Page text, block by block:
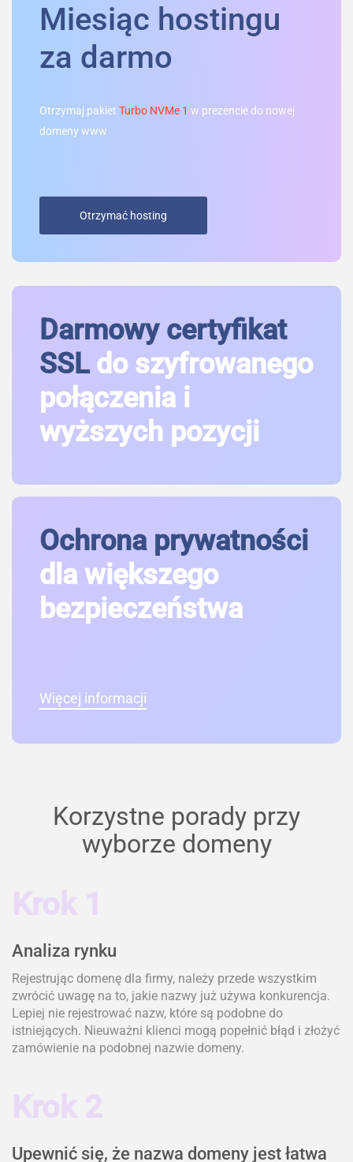
Miesiąc hostingu
za darmo
Otrzymaj pakiet Turbo NVMe 1 w prezencie do nowej
domeny www
Otrzymać hosting
Darmowy certyfikat
SSLdo szyfrowanego
połączenia i
wyższych pozycji
Ochrona prywatności
dla większego
bezpieczeństwa
Więcej informacji
Korzystne porady przy
wyborze domeny
Krok 1
Analiza rynku
Rejestrując domenę dla firmy, należy przede wszystkim
zwrócić uwagę na to, jakie nazwy już używa konkurencja.
Lepiej nie rejestrować nazw, które są podobne do
istniejących. Nieuważni klienci mogą popełnić błąd i złożyć
zamówienie na podobnej nazwie domeny.
Krok 2
Upewnić się, że nazwa domeny jest łatwa